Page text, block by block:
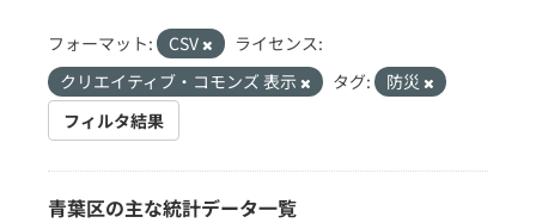
フォーマット: CSV
ライセンス:
クリエイティブ・コモンズ 表示
タグ:
防災
フィルタ結果
青葉区の主な統計データ一覧